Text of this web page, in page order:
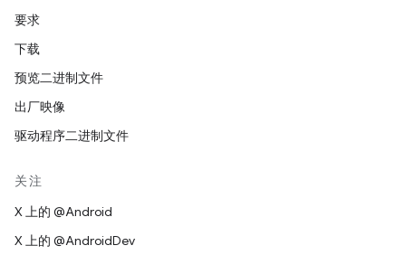
要求
下载
预览二进制文件
出厂映像
驱动程序二进制文件
关注
X 上的 @Android
X 上的 @AndroidDev